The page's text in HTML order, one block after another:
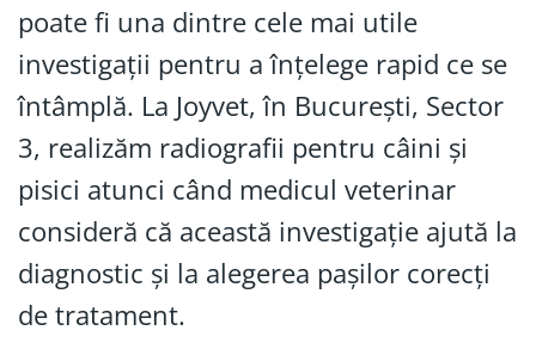
poate fi una dintre cele mai utile
investigații pentru a înțelege rapid ce se
întâmplă. La Joyvet, în București, Sector
3, realizăm radiografii pentru câini și
pisici atunci când medicul veterinar
consideră că această investigație ajută la
diagnostic și la alegerea pașilor corecți
de tratament.